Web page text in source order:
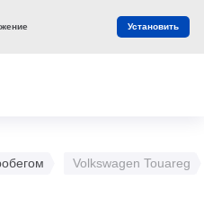
Volkswagen Touareg
Установить